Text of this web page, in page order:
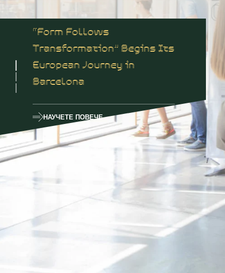
“Form Follows
Transformation” Begins Its
European Journey in
Barcelona
НАУЧЕТЕ ПОВЕЧЕ